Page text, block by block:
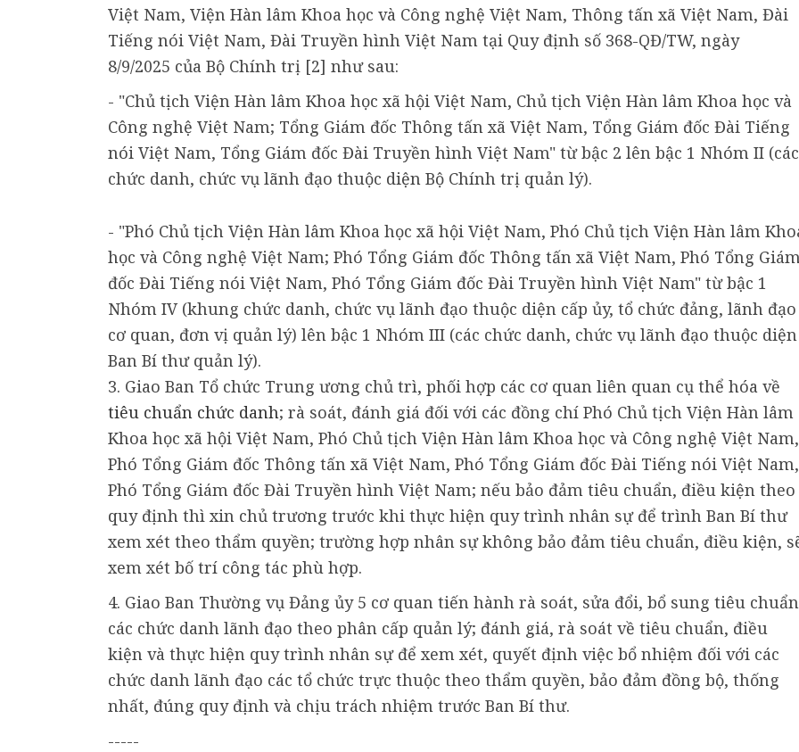
Việt Nam, Viện Hàn lâm Khoa học và Công nghệ Việt Nam, Thông tấn xã Việt Nam, Đài
Tiếng nói Việt Nam, Đài Truyền hình Việt Nam tại Quy định số 368-QĐ/TW, ngày
8/9/2025 của Bộ Chính trị [2] như sau:
- "Chủ tịch Viện Hàn lâm Khoa học xã hội Việt Nam, Chủ tịch Viện Hàn lâm Khoa học và
Công nghệ Việt Nam; Tổng Giám đốc Thông tấn xã Việt Nam, Tổng Giám đốc Đài Tiếng
nói Việt Nam, Tổng Giám đốc Đài Truyền hình Việt Nam" từ bậc 2 lên bậc 1 Nhóm II (các
chức danh, chức vụ lãnh đạo thuộc diện Bộ Chính trị quản lý).
- "Phó Chủ tịch Viện Hàn lâm Khoa học xã hội Việt Nam, Phó Chủ tịch Viện Hàn lâm
học và Công nghệ Việt Nam; Phó Tổng Giám đốc Thông tấn xã Việt Nam, Phó Tổng
đốc Đài Tiếng nói Việt Nam, Phó Tổng Giám đốc Đài Truyền hình Việt Nam" từ bậc 1
Nhóm IV (khung chức danh, chức vụ lãnh đạo thuộc diện cấp ủy, tổ chức đảng, lãnh đạo
cơ quan, đơn vị quản lý) lên bậc 1 Nhóm III (các chức danh, chức vụ lãnh đạo thuộc diện
Ban Bí thư quản lý).
3. Giao Ban Tổ chức Trung ương chủ trì, phối hợp các cơ quan liên quan cụ thể hóa về
tiêu chuẩn chức danh; rà soát, đánh giá đối với các đồng chí Phó Chủ tịch Viện Hàn lâm
Khoa học xã hội Việt Nam, Phó Chủ tịch Viện Hàn lâm Khoa học và Công nghệ Việt Nam,
Phó Tổng Giám đốc Thông tấn xã Việt Nam, Phó Tổng Giám đốc Đài Tiếng nói Việt Nam,
Phó Tổng Giám đốc Đài Truyền hình Việt Nam; nếu bảo đảm tiêu chuẩn, điều kiện theo
quy định thì xin chủ trương trước khi thực hiện quy trình nhân sự để trình Ban Bí thư
xem xét theo thẩm quyền; trường hợp nhân sự không bảo đảm tiêu chuẩn, điều kiện,
xem xét bố trí công tác phù hợp.
4. Giao Ban Thường vụ Đảng ủy 5 cơ quan tiến hành rà soát, sửa đổi, bổ sung tiêu chuẩn
các chức danh lãnh đạo theo phân cấp quản lý; đánh giá, rà soát về tiêu chuẩn, điều
kiện và thực hiện quy trình nhân sự để xem xét, quyết định việc bổ nhiệm đối với các
chức danh lãnh đạo các tổ chức trực thuộc theo thẩm quyền, bảo đảm đồng bộ, thống
nhất, đúng quy định và chịu trách nhiệm trước Ban Bí thư.
-----